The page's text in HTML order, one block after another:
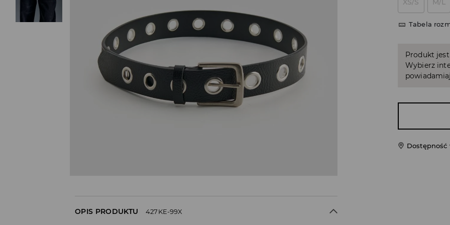
XS/S M/L
Tabela
Produkt
Wybierz
Dostępność
OPIS PRODUKTU 427KE-99X